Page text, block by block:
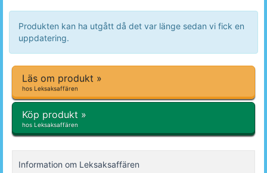
Produkten kan ha utgått då det var länge sedan vi fick en
uppdatering.
Läs om produkt »
hos Leksaksaffären
Köp produkt »
hos Leksaksaffären
Information om Leksaksaffären